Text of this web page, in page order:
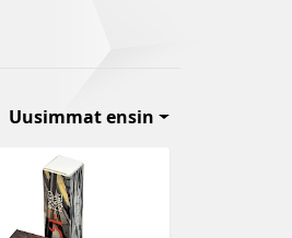
Uusimmat ensin